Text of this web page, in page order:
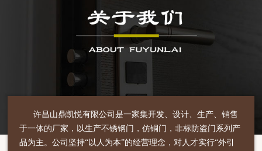
许昌山鼎凯悦有限公司是一家集开发、设计、生产、销售
于一体的厂家，以生产不锈钢门，仿铜门，非标防盗门系列产
品为主。公司坚持“以人为本”的经营理念，对人才实行“外引